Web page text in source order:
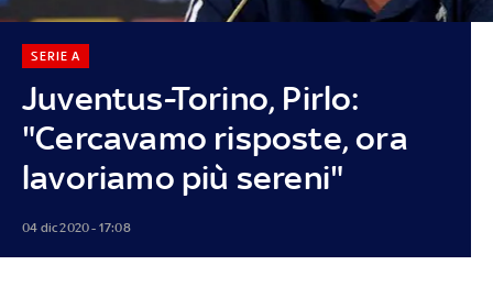
Juventus-Torino, Pirlo:
"Cercavamo risposte, ora
lavoriamo più sereni"
SERIE A
04 dic 2020 - 17:08